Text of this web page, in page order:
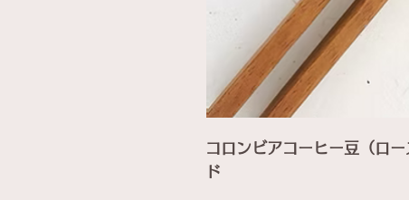
コロンビアコーヒー豆（ロ
ド